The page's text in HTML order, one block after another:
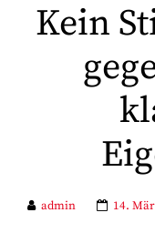
Kein
admin 14.